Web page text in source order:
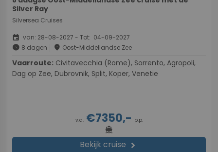
Silver Ray
Silversea Cruises
event van: 28-08-2027 - Tot: 04-09-2027
schedule 8 dagen place Oost-Middellandse Zee
Vaarroute:
Dag op Zee, Dubrovnik, Split, Koper, Venetie
v.a.€7350,- p.p.
directions_boat
Bekijk cruise chevron_right